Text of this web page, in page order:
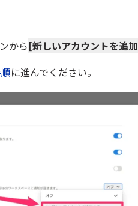
から[新しいアカウントを追加
に進んでください。